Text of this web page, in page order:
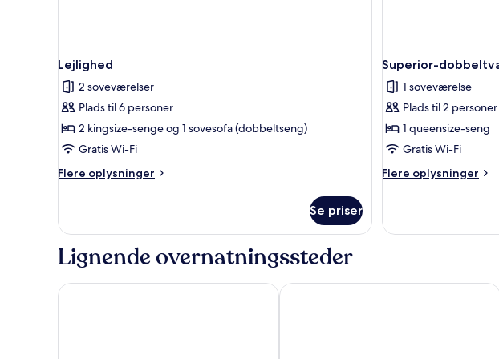
Lejlighed
2 soveværelser
Plads til 6 personer
2 kingsize-senge og 1 sovesofa (dobbeltseng)
Gratis Wi-Fi
Flere oplysninger
Flere
Se priser
Superior-
1 soveværelse
Plads til 2 personer
1 queensize-seng
Gratis Wi-Fi
Flere oplysninger
Flere
dobbeltværelse
Lignende overnatningssteder
Ramada by Wyndham Bristol West The Washington